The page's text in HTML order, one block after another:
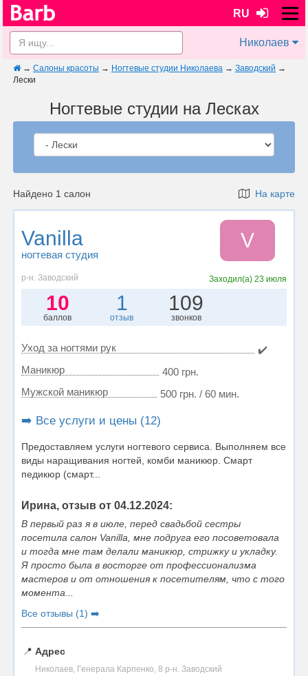
RU
Николаев
→ Салоны красоты → Ногтевые студии Николаева → Заводский →
Лески
Ногтевые студии на Лесках
Найдено 1 салон На карте
Vanilla
ногтевая студия
V
р-н. Заводский Заходил(а) 23 июля
10
баллов
1
отзыв
109
звонков
Уход за ногтями рук
✔️
Маникюр
400 грн.
Мужской маникюр
500 грн. / 60 мин.
➡️ Все услуги и цены (12)
Предоставляем услуги ногтевого сервиса. Выполняем все
виды наращивания ногтей, комби маникюр. Смарт
педикюр (смарт...
Ирина, отзыв от 04.12.2024:
В первый раз я в июле, перед свадьбой сестры
посетила салон Vanilla, мне подруга его посоветовала
и тогда мне там делали маникюр, стрижку и укладку.
Я просто была в восторге от профессионализма
мастеров и от отношения к посетителям, что с того
момента...
Все отзывы (1) ➡️
📍 Адрес
Николаев, Генерала Карпенко, 8 р-н. Заводский